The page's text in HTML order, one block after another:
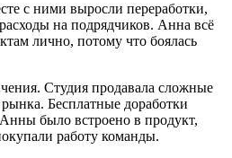
с ними выросли переработки,
на подрядчиков. Анна всё
лично, потому что боялась
Студия продавала сложные
Бесплатные доработки
было встроено в продукт,
работу команды.